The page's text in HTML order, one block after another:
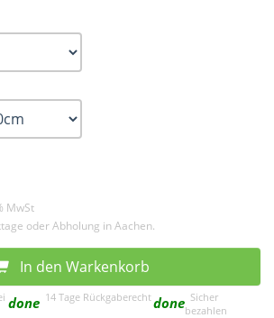
MwSt
oder Abholung in Aachen.
In den Warkenkorb
done 14 Tage Rückgaberechtdone Sicher
bezahlen